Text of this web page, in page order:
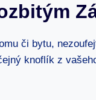
či bytu,
knoflík z